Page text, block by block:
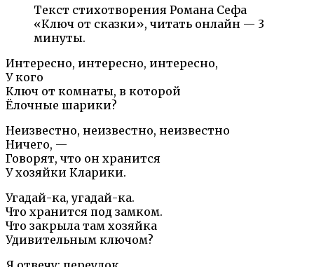
Текст стихотворения Романа Сефа
«Ключ от сказки», читать онлайн — 3
минуты.
Интересно, интересно, интересно,
У кого
Ключ от комнаты, в которой
Ёлочные шарики?
Неизвестно, неизвестно, неизвестно
Ничего, —
Говорят, что он хранится
У хозяйки Кларики.
Угадай-ка, угадай-ка.
Что хранится под замком.
Что закрыла там хозяйка
Удивительным ключом?